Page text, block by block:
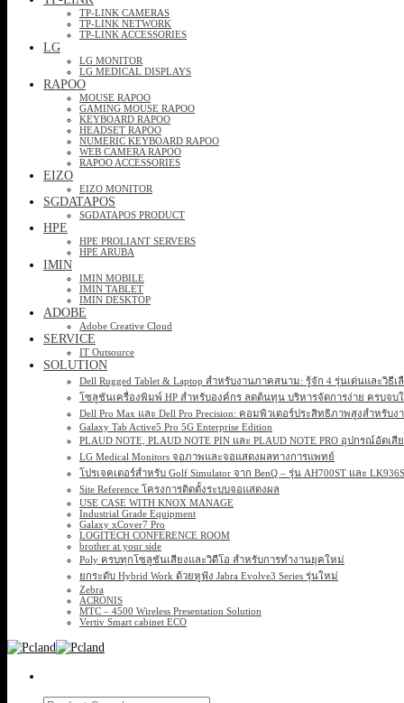
TP-LINK CAMERAS
TP-LINK NETWORK
TP-LINK ACCESSORIES
LG
LG MONITOR
LG MEDICAL DISPLAYS
RAPOO
MOUSE RAPOO
GAMING MOUSE RAPOO
KEYBOARD RAPOO
HEADSET RAPOO
NUMERIC KEYBOARD RAPOO
WEB CAMERA RAPOO
RAPOO ACCESSORIES
EIZO
EIZO MONITOR
SGDATAPOS
SGDATAPOS PRODUCT
HPE
HPE PROLIANT SERVERS
HPE ARUBA
IMIN
IMIN MOBILE
IMIN TABLET
IMIN DESKTOP
ADOBE
Adobe Creative Cloud
SERVICE
IT Outsource
SOLUTION
Dell Rugged Tablet & Laptop สำหรับงานภาคสนาม: รู้จัก 4 รุ่นเด่นและวิธีเ
โซลูชันเครื่องพิมพ์ HP สำหรับองค์กร ลดต้นทุน บริหารจัดการง่าย ครบจบ
Dell Pro Max และ Dell Pro Precision: คอมพิวเตอร์ประสิทธิภาพสูงสำหรับ
Galaxy Tab Active5 Pro 5G Enterprise Edition
PLAUD NOTE, PLAUD NOTE PIN และ PLAUD NOTE PRO อุปกรณ์อัด
LG Medical Monitors จอภาพและจอแสดงผลทางการแพทย์
โปรเจคเตอร์สำหรับ Golf Simulator จาก BenQ – รุ่น AH700ST และ
Site Reference โครงการติดตั้งระบบจอแสดงผล
USE CASE WITH KNOX MANAGE
Industrial Grade Equipment
Galaxy xCover7 Pro
LOGITECH CONFERENCE ROOM
brother at your side
Poly ครบทุกโซลูชันเสียงและวิดีโอ สำหรับการทำงานยุคใหม่
ยกระดับ Hybrid Work ด้วยหูฟัง Jabra Evolve3 Series รุ่นใหม่
Zebra
ACRONIS
MTC – 4500 Wireless Presentation Solution
Vertiv Smart cabinet ECO